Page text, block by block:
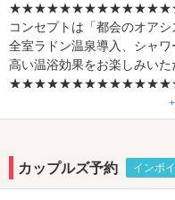
コンセプトは「都会のオアシ
全室ラドン温泉導入、シャ
高い温浴効果をお楽しみいた
名古屋地域、最短駅チカ徒
観光・ビジネス・LIVEシー
カップルズ予約 インボ